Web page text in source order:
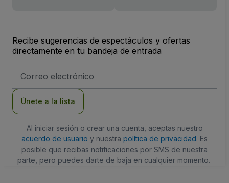
Recibe sugerencias de espectáculos y ofertas
directamente en tu bandeja de entrada
de
Únete a la lista
Al iniciar sesión o crear una cuenta, aceptas nuestro
acuerdo de usuario y nuestra política de privacidad. Es
posible que recibas notificaciones por SMS de nuestra
parte, pero puedes darte de baja en cualquier momento.